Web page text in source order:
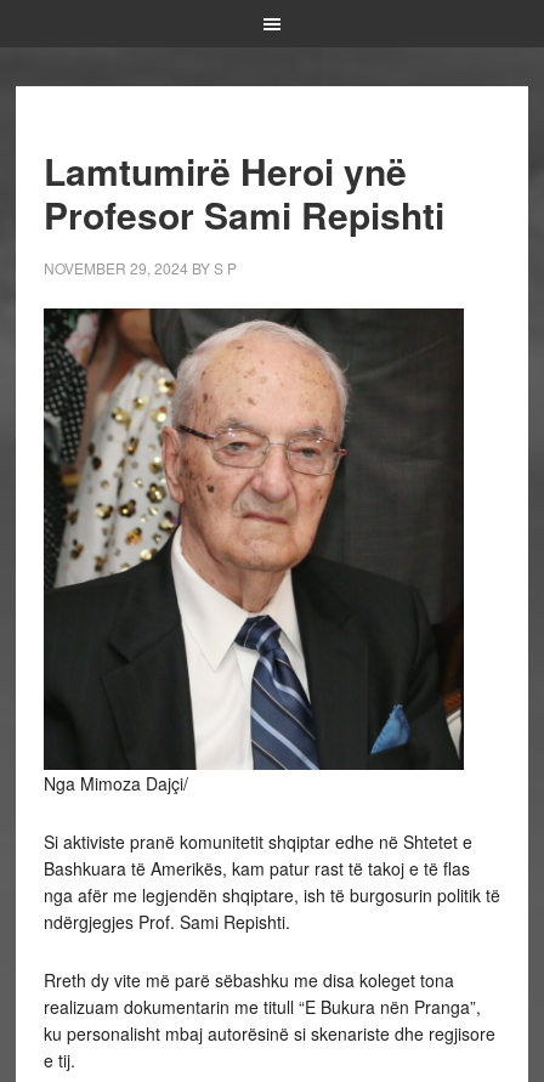
Lamtumirë Heroi ynë
Profesor Sami Repishti
NOVEMBER 29, 2024 BYS P
Nga Mimoza Dajçi/
Si aktiviste pranë komunitetit shqiptar edhe në Shtetet e
Bashkuara të Amerikës, kam patur rast të takoj e të flas
nga afër me legjendën shqiptare, ish të burgosurin politik të
ndërgjegjes Prof. Sami Repishti.
Rreth dy vite më parë sëbashku me disa koleget tona
realizuam dokumentarin me titull “E Bukura nën Pranga”,
ku personalisht mbaj autorësinë si skenariste dhe regjisore
e tij.